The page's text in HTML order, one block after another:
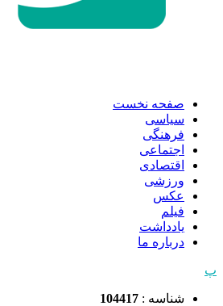
صفحه نخست
سیاسی
فرهنگی
اجتماعی
اقتصادی
ورزشی
عکس
فیلم
یادداشت
درباره ما
پ
شناسه : 104417